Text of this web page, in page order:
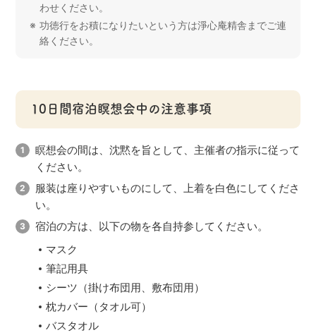
わせください。
功徳行をお積になりたいという方は淨心庵精舎までご連
絡ください。
10日間宿泊瞑想会中の注意事項
瞑想会の間は、沈黙を旨として、主催者の指示に従って
ください。
服装は座りやすいものにして、上着を白色にしてくださ
い。
宿泊の方は、以下の物を各自持参してください。
マスク
筆記用具
シーツ（掛け布団用、敷布団用）
枕カバー（タオル可）
バスタオル